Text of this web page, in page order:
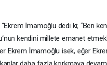
İmamoğlu dedi ki; “Ben
kendini millete emanet
Ekrem İmamoğlu isek, eğer